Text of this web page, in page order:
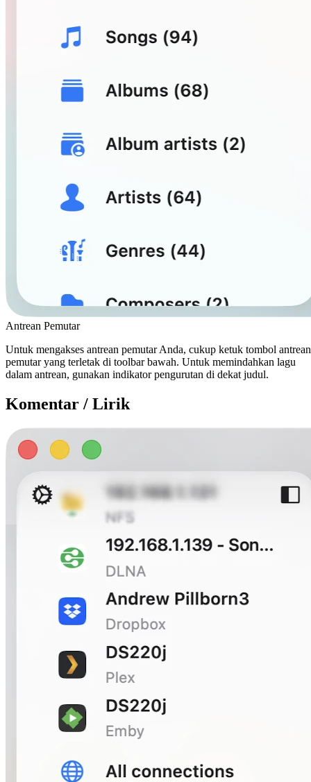
Antrean Pemutar
Untuk mengakses antrean pemutar Anda, cukup ketuk tombol antrean
pemutar yang terletak di toolbar bawah. Untuk memindahkan lagu
dalam antrean, gunakan indikator pengurutan di dekat judul.
Komentar / Lirik